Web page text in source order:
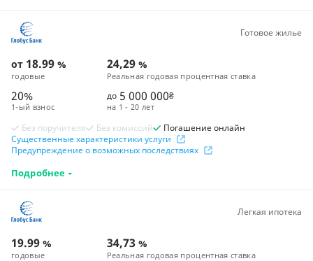
Готовое жилье
от 18.99 %
годовые
24,29%
Реальная годовая процентная ставка
20%
1-ый взнос
до 5 000 000₴
на 1 - 20 лет
Без поручителя Без комиссий
Погашение онлайн
Существенные характеристики услуги
Предупреждение о возможных последствиях
Подробнее
Легкая ипотека
19.99 %
годовые
34,73%
Реальная годовая процентная ставка